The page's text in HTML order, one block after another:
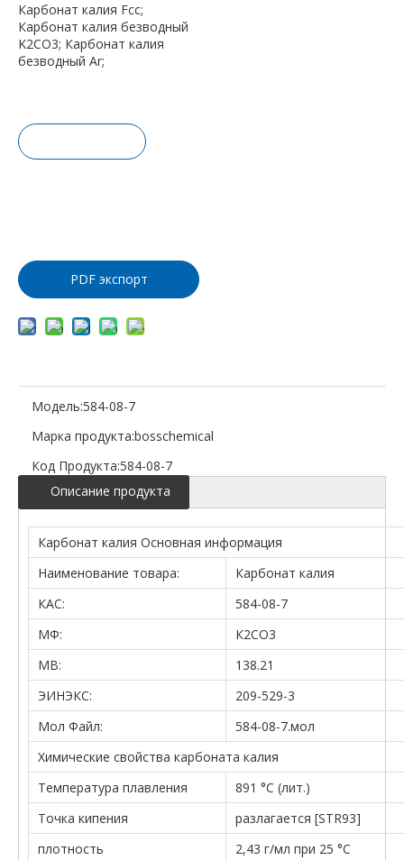
Карбонат калия Fcc;
Карбонат калия безводный
K2CO3; Карбонат калия
безводный Ar;
PDF экспорт
Модель:584-08-7
Марка продукта:bosschemical
Код Продукта:584-08-7
Описание продукта
Карбонат калия Основная информация
Наименование товара:
Карбонат калия
КАС:
584-08-7
МФ:
К2СО3
МВ:
138.21
ЭИНЭКС:
209-529-3
Мол Файл:
584-08-7.мол
Химические свойства карбоната калия
Температура плавления
891 °С (лит.)
Точка кипения
разлагается [STR93]
плотность
2,43 г/мл при 25 °C